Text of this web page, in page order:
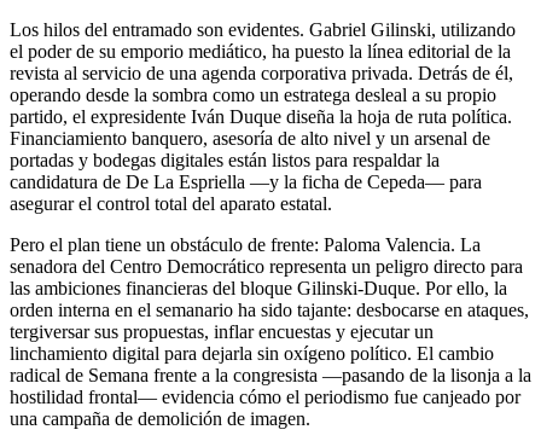
Los hilos del entramado son evidentes. Gabriel Gilinski, utilizando
el poder de su emporio mediático, ha puesto la línea editorial de la
revista al servicio de una agenda corporativa privada. Detrás de él,
operando desde la sombra como un estratega desleal a su propio
partido, el expresidente Iván Duque diseña la hoja de ruta política.
Financiamiento banquero, asesoría de alto nivel y un arsenal de
portadas y bodegas digitales están listos para respaldar la
candidatura de De La Espriella —y la ficha de Cepeda— para
asegurar el control total del aparato estatal.
Pero el plan tiene un obstáculo de frente: Paloma Valencia. La
senadora del Centro Democrático representa un peligro directo para
las ambiciones financieras del bloque Gilinski-Duque. Por ello, la
orden interna en el semanario ha sido tajante: desbocarse en ataques,
tergiversar sus propuestas, inflar encuestas y ejecutar un
linchamiento digital para dejarla sin oxígeno político. El cambio
radical de Semana frente a la congresista —pasando de la lisonja a la
hostilidad frontal— evidencia cómo el periodismo fue canjeado por
una campaña de demolición de imagen.